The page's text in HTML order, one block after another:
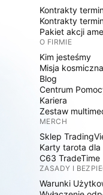
Kontrakty
Kontrakty
Pakiet akcji
O FIRMIE
Kim jesteśmy
Misja kosmiczna
Blog
Centrum
Kariera
Zestaw
MERCH
Sklep
Karty tarota
C63 TradeTime
ZASADY I
Warunki